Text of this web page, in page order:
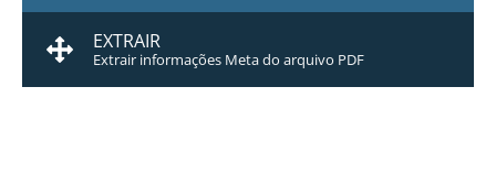
EXTRAIR
Extrair informações Meta do arquivo PDF